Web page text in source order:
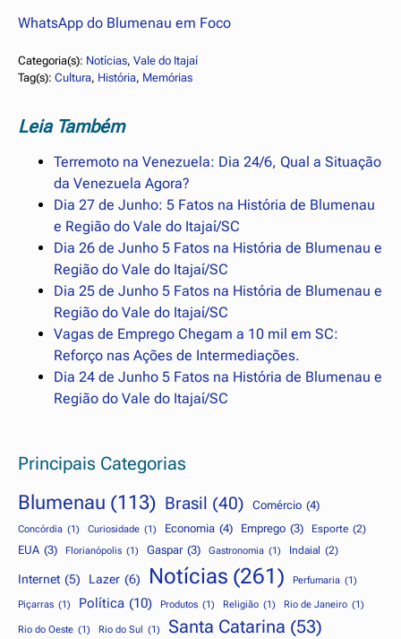
WhatsApp do Blumenau em Foco
Categoria(s): Notícias, Vale do Itajaí
Tag(s): Cultura, História, Memórias
Leia Também
Terremoto na Venezuela: Dia 24/6, Qual a Situação
da Venezuela Agora?
Dia 27 de Junho: 5 Fatos na História de Blumenau
e Região do Vale do Itajaí/SC
Dia 26 de Junho 5 Fatos na História de Blumenau e
Região do Vale do Itajaí/SC
Dia 25 de Junho 5 Fatos na História de Blumenau e
Região do Vale do Itajaí/SC
Vagas de Emprego Chegam a 10 mil em SC:
Reforço nas Ações de Intermediações.
Dia 24 de Junho 5 Fatos na História de Blumenau e
Região do Vale do Itajaí/SC
Principais Categorias
Blumenau (113) Brasil (40) Comércio (4)
Concórdia (1) Curiosidade (1) Economia (4) Emprego (3) Esporte (2)
EUA (3) Florianópolis (1) Gaspar (3) Gastronomia (1) Indaial (2)
Internet (5) Lazer (6) Notícias (261) Perfumaria (1)
Piçarras (1) Política (10) Produtos (1) Religião (1) Rio de Janeiro (1)
Rio do Oeste (1) Rio do Sul (1) Santa Catarina (53)